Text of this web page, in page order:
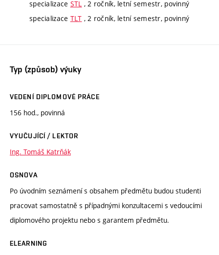
specializace STL , 2 ročník, letní semestr, povinný
specializace TLT , 2 ročník, letní semestr, povinný
Typ (způsob) výuky
VEDENÍ DIPLOMOVÉ PRÁCE
156 hod., povinná
VYUČUJÍCÍ / LEKTOR
Ing. Tomáš Katrňák
OSNOVA
Po úvodním seznámení s obsahem předmětu budou studenti
pracovat samostatně s případnými konzultacemi s vedoucími
diplomového projektu nebo s garantem předmětu.
ELEARNING